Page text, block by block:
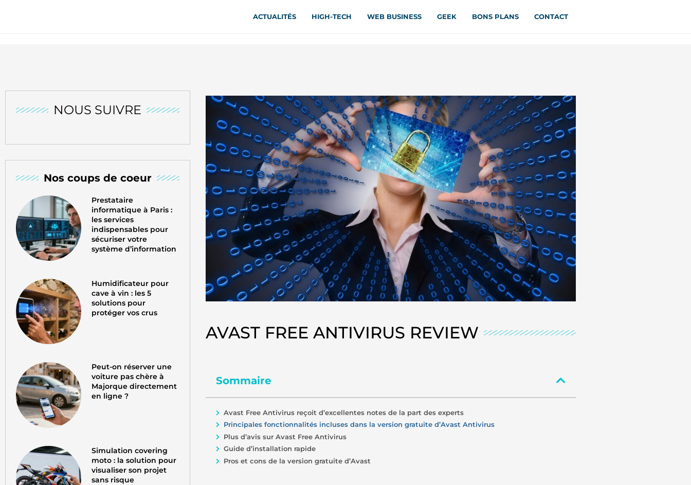
ACTUALITÉS HIGH-TECH WEB BUSINESS GEEK BONS PLANS CONTACT
NOUS SUIVRE
Nos coups de coeur
Prestataire
informatique à Paris :
les services
indispensables pour
sécuriser votre
système d’information
Humidificateur pour
cave à vin : les 5
solutions pour
protéger vos crus
Peut-on réserver une
voiture pas chère à
Majorque directement
en ligne ?
Simulation covering
moto : la solution pour
visualiser son projet
sans risque
AVAST FREE ANTIVIRUS REVIEW
Sommaire
Avast Free Antivirus reçoit d’excellentes notes de la part des experts
Principales fonctionnalités incluses dans la version gratuite d’Avast Antivirus
Plus d’avis sur Avast Free Antivirus
Guide d’installation rapide
Pros et cons de la version gratuite d’Avast